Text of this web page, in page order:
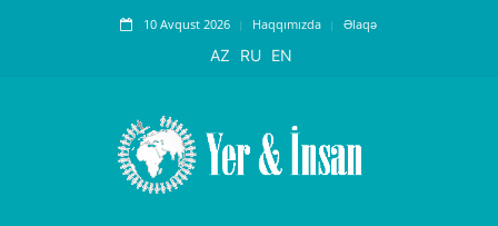
10 Avqust 2026 Haqqımızda Əlaqə
AZ RU EN